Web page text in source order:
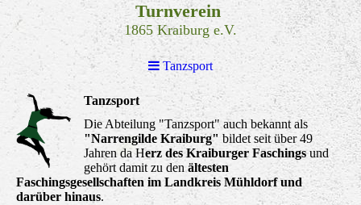
Turnverein
1865 Kraiburg e.V.
Tanzsport
Tanzsport
Die Abteilung "Tanzsport" auch bekannt als
"Narrengilde Kraiburg"bildet seit über 49
Jahren da Herz des Kraiburger Faschingsund
gehört damit zu denältesten
Faschingsgesellschaften im Landkreis Mühldorf und
darüber hinaus.